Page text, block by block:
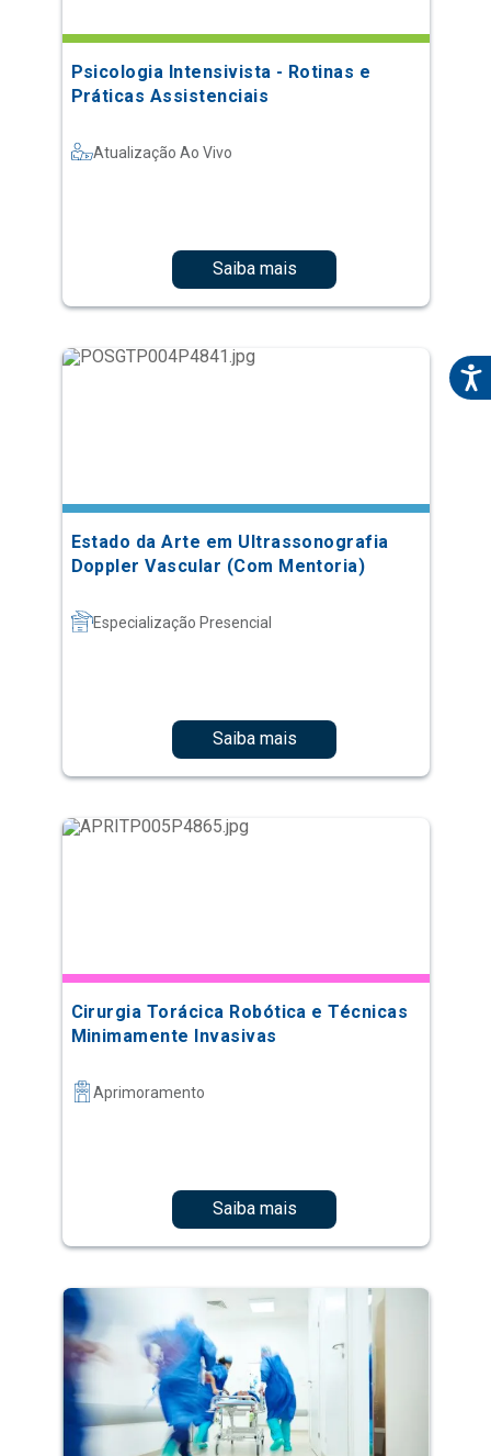
Psicologia Intensivista - Rotinas e
Práticas Assistenciais
Atualização Ao Vivo
Saiba mais
Estado da Arte em Ultrassonografia
Doppler Vascular (Com Mentoria)
Especialização Presencial
Saiba mais
Cirurgia Torácica Robótica e Técnicas
Minimamente Invasivas
Aprimoramento
Saiba mais